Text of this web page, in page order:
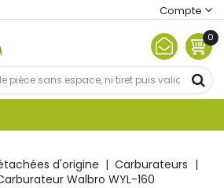
Compte
0
d'origine
Carburateurs
Walbro WYL-160